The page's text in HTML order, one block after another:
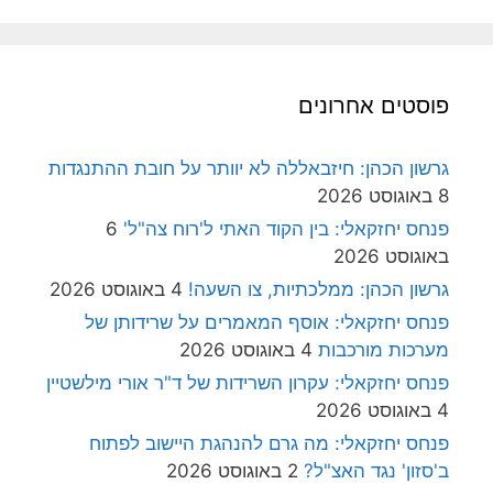
פוסטים אחרונים
גרשון הכהן: חיזבאללה לא יוותר על חובת ההתנגדות
8 באוגוסט 2026
פנחס יחזקאלי: בין הקוד האתי ל'רוח צה"ל' 6
באוגוסט 2026
גרשון הכהן: ממלכתיות, צו השעה! 4 באוגוסט 2026
פנחס יחזקאלי: אוסף המאמרים על שרידותן של
מערכות מורכבות 4 באוגוסט 2026
פנחס יחזקאלי: עקרון השרידות של ד"ר אורי מילשטיין
4 באוגוסט 2026
פנחס יחזקאלי: מה גרם להנהגת היישוב לפתוח
ב'סזון' נגד האצ"ל? 2 באוגוסט 2026